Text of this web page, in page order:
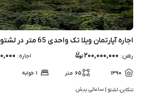
۶
اجاره آپارتمان ویلا تک واحدی 65 متر در لشتو
رهن: ۲۰۰,۰۰۰,۰۰۰ اجاره:
۱۳۹۰ ۶۵ متر ۱ خوابه
تنکابن، لشتو | ساعاتی پیش